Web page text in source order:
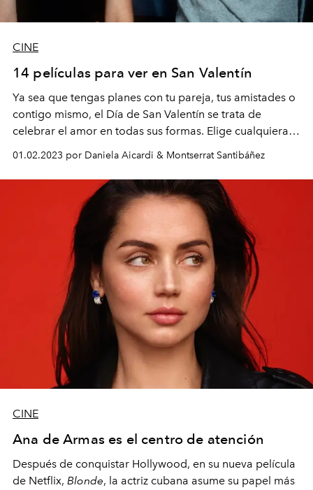
CINE
14 películas para ver en San Valentín
Ya sea que tengas planes con tu pareja, tus amistades o
contigo mismo, el Día de San Valentín se trata de
celebrar el amor en todas sus formas. Elige cualquiera
de estas cintas para ponerte a tono.
01.02.2023 por Daniela Aicardi & Montserrat Santibáñez
CINE
Ana de Armas es el centro de atención
Después de conquistar Hollywood, en su nueva película
de Netflix, Blonde, la actriz cubana asume su papel más